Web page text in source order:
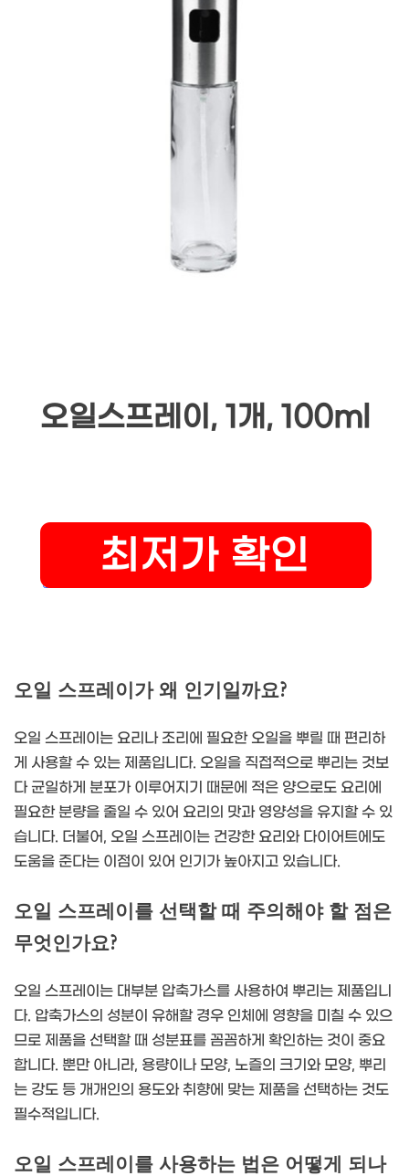
오일스프레이, 1개, 100ml
오일 스프레이가 왜 인기일까요?
오일 스프레이는 요리나 조리에 필요한 오일을 뿌릴 때 편리하
게 사용할 수 있는 제품입니다. 오일을 직접적으로 뿌리는 것보
다 균일하게 분포가 이루어지기 때문에 적은 양으로도 요리에
필요한 분량을 줄일 수 있어 요리의 맛과 영양성을 유지할 수 있
습니다. 더불어, 오일 스프레이는 건강한 요리와 다이어트에도
도움을 준다는 이점이 있어 인기가 높아지고 있습니다.
오일 스프레이를 선택할 때 주의해야 할 점은
무엇인가요?
오일 스프레이는 대부분 압축가스를 사용하여 뿌리는 제품입니
다. 압축가스의 성분이 유해할 경우 인체에 영향을 미칠 수 있으
므로 제품을 선택할 때 성분표를 꼼꼼하게 확인하는 것이 중요
합니다. 뿐만 아니라, 용량이나 모양, 노즐의 크기와 모양, 뿌리
는 강도 등 개개인의 용도와 취향에 맞는 제품을 선택하는 것도
필수적입니다.
오일 스프레이를 사용하는 법은 어떻게 되나